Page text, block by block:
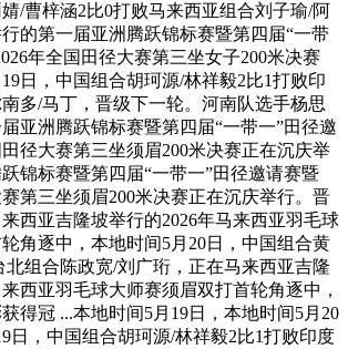
/曹梓涵2比0打败马来西亚组合刘子瑜/阿
的第一届亚洲腾跃锦标赛暨第四届“一带
年全国田径大赛第三坐女子200米决赛
日，中国组合胡珂源/林祥毅2比1打败印
多/马丁，晋级下一轮。河南队选手杨思
亚洲腾跃锦标赛暨第四届“一带一”田径邀
径大赛第三坐须眉200米决赛正在沉庆举
锦标赛暨第四届“一带一”田径邀请赛暨
第三坐须眉200米决赛正在沉庆举行。晋
西亚吉隆坡举行的2026年马来西亚羽毛球
角逐中，本地时间5月20日，中国组合黄
北组合陈政宽/刘广珩，正在马来西亚吉隆
西亚羽毛球大师赛须眉双打首轮角逐中，
得冠 ...本地时间5月19日，本地时间5月20
日，中国组合胡珂源/林祥毅2比1打败印度